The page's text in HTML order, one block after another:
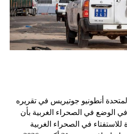
أنطونيو جوتيريس في تقريره
الوضع في الصحراء الغربية بأن
في الصحراء الغربية